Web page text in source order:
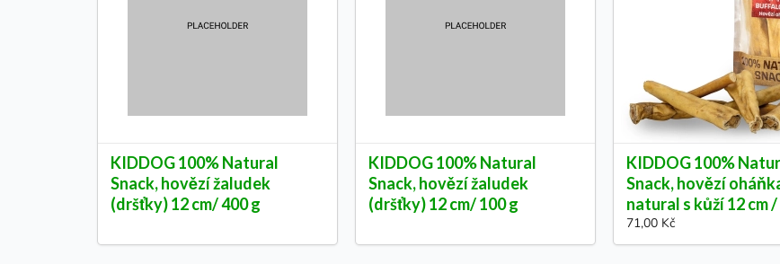
KIDDOG 100% Natural
Snack, hovězí žaludek
(dršťky) 12 cm/ 400 g
KIDDOG 100% Natural
Snack, hovězí žaludek
(dršťky) 12 cm/ 100 g
KIDDOG 100%
Snack, hovězí
natural s kůží 12 cm /
71,00 Kč